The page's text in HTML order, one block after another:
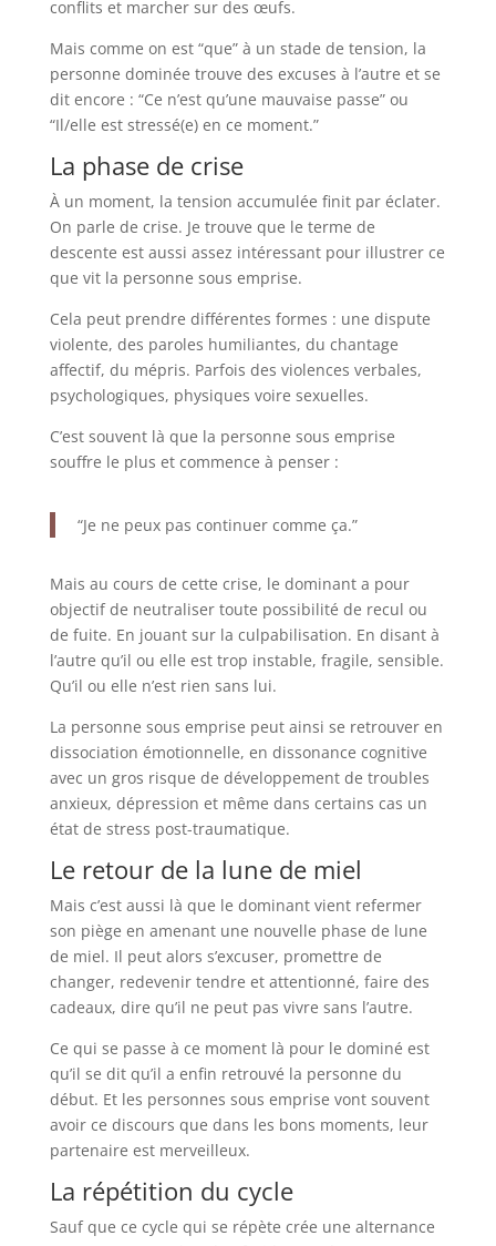
conflits et marcher sur des œufs.
Mais comme on est “que” à un stade de tension, la
personne dominée trouve des excuses à l’autre et se
dit encore : “Ce n’est qu’une mauvaise passe” ou
“Il/elle est stressé(e) en ce moment.”
La phase de crise
À un moment, la tension accumulée finit par éclater.
On parle de crise. Je trouve que le terme de
descente est aussi assez intéressant pour illustrer ce
que vit la personne sous emprise.
Cela peut prendre différentes formes : une dispute
violente, des paroles humiliantes, du chantage
affectif, du mépris. Parfois des violences verbales,
psychologiques, physiques voire sexuelles.
C’est souvent là que la personne sous emprise
souffre le plus et commence à penser :
“Je ne peux pas continuer comme ça.”
Mais au cours de cette crise, le dominant a pour
objectif de neutraliser toute possibilité de recul ou
de fuite. En jouant sur la culpabilisation. En disant à
l’autre qu’il ou elle est trop instable, fragile, sensible.
Qu’il ou elle n’est rien sans lui.
La personne sous emprise peut ainsi se retrouver en
dissociation émotionnelle, en dissonance cognitive
avec un gros risque de développement de troubles
anxieux, dépression et même dans certains cas un
état de stress post-traumatique.
Le retour de la lune de miel
Mais c’est aussi là que le dominant vient refermer
son piège en amenant une nouvelle phase de lune
de miel. Il peut alors s’excuser, promettre de
changer, redevenir tendre et attentionné, faire des
cadeaux, dire qu’il ne peut pas vivre sans l’autre.
Ce qui se passe à ce moment là pour le dominé est
qu’il se dit qu’il a enfin retrouvé la personne du
début. Et les personnes sous emprise vont souvent
avoir ce discours que dans les bons moments, leur
partenaire est merveilleux.
La répétition du cycle
Sauf que ce cycle qui se répète crée une alternance